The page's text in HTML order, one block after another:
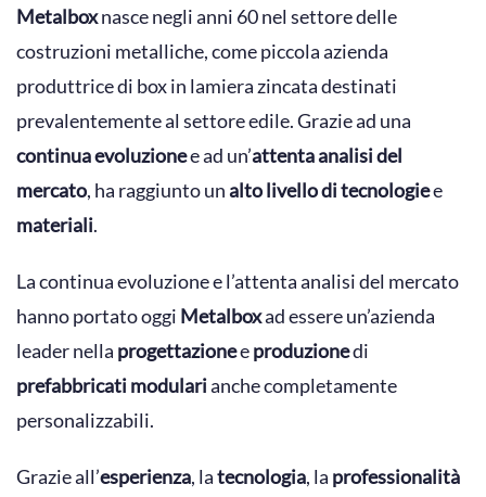
Metalboxnasce negli anni 60 nel settore delle
costruzioni metalliche, come piccola azienda
produttrice di box in lamiera zincata destinati
prevalentemente al settore edile. Grazie ad una
continua evoluzionee ad un’attenta analisi del
mercato, ha raggiunto unalto livello di tecnologiee
materiali.
La continua evoluzione e l’attenta analisi del mercato
hanno portato oggi Metalboxad essere un’azienda
leader nella progettazioneeproduzionedi
prefabbricati modularianche completamente
personalizzabili.
Grazie all’esperienza, latecnologia, la professionalità